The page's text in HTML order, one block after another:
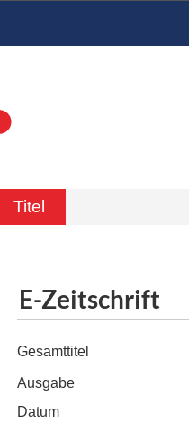
Titel
E-Zeitschrift
Gesamttitel
Ausgabe
Datum